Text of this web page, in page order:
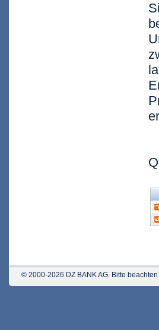
© 2000-2026 DZ BANK AG. Bitte